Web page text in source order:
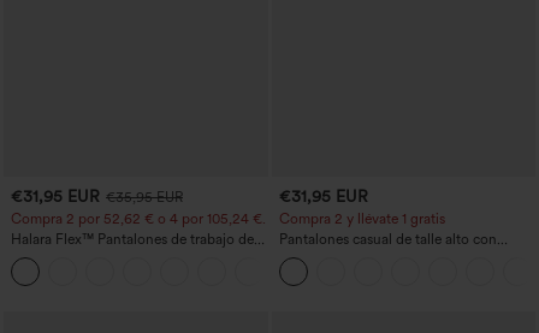
€31,95 EUR €35,95 EUR
Compra 2 por 52,62 € o 4 por 105,24 €.
Halara Flex™ Pantalones de trabajo de
talle alto, moldeadores del cuerpo, que
estilizan la cintura, con bolsillos, de
pierna ancha en micro‑waffle
€31,95 EUR
Compra 2 y llévate 1 gratis
Pantalones casual de talle alto con
cordón, pernera ancha, en mezcla de
lino y con bolsillos